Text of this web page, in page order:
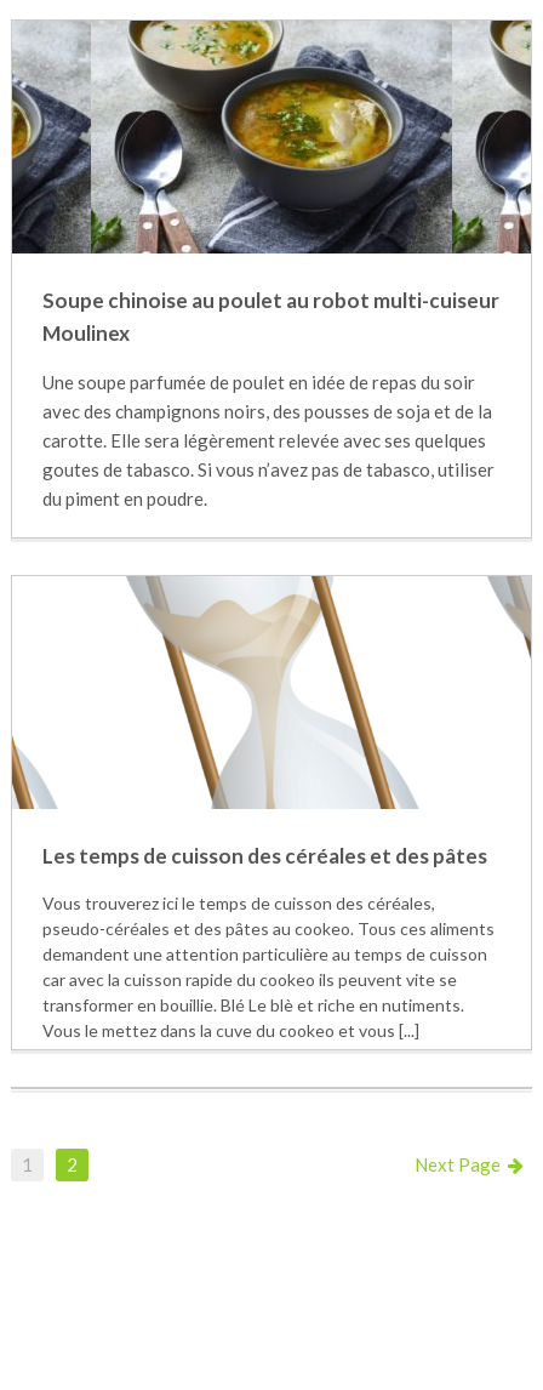
Soupe chinoise au poulet au robot multi-cuiseur
Moulinex
Une soupe parfumée de poulet en idée de repas du soir
avec des champignons noirs, des pousses de soja et de la
carotte. Elle sera légèrement relevée avec ses quelques
goutes de tabasco. Si vous n’avez pas de tabasco, utiliser
du piment en poudre.
Les temps de cuisson des céréales et des pâtes
Vous trouverez ici le temps de cuisson des céréales,
pseudo-céréales et des pâtes au cookeo. Tous ces aliments
demandent une attention particulière au temps de cuisson
car avec la cuisson rapide du cookeo ils peuvent vite se
transformer en bouillie. Blé Le blè et riche en nutiments.
Vous le mettez dans la cuve du cookeo et vous [...]
1 2 Next Page